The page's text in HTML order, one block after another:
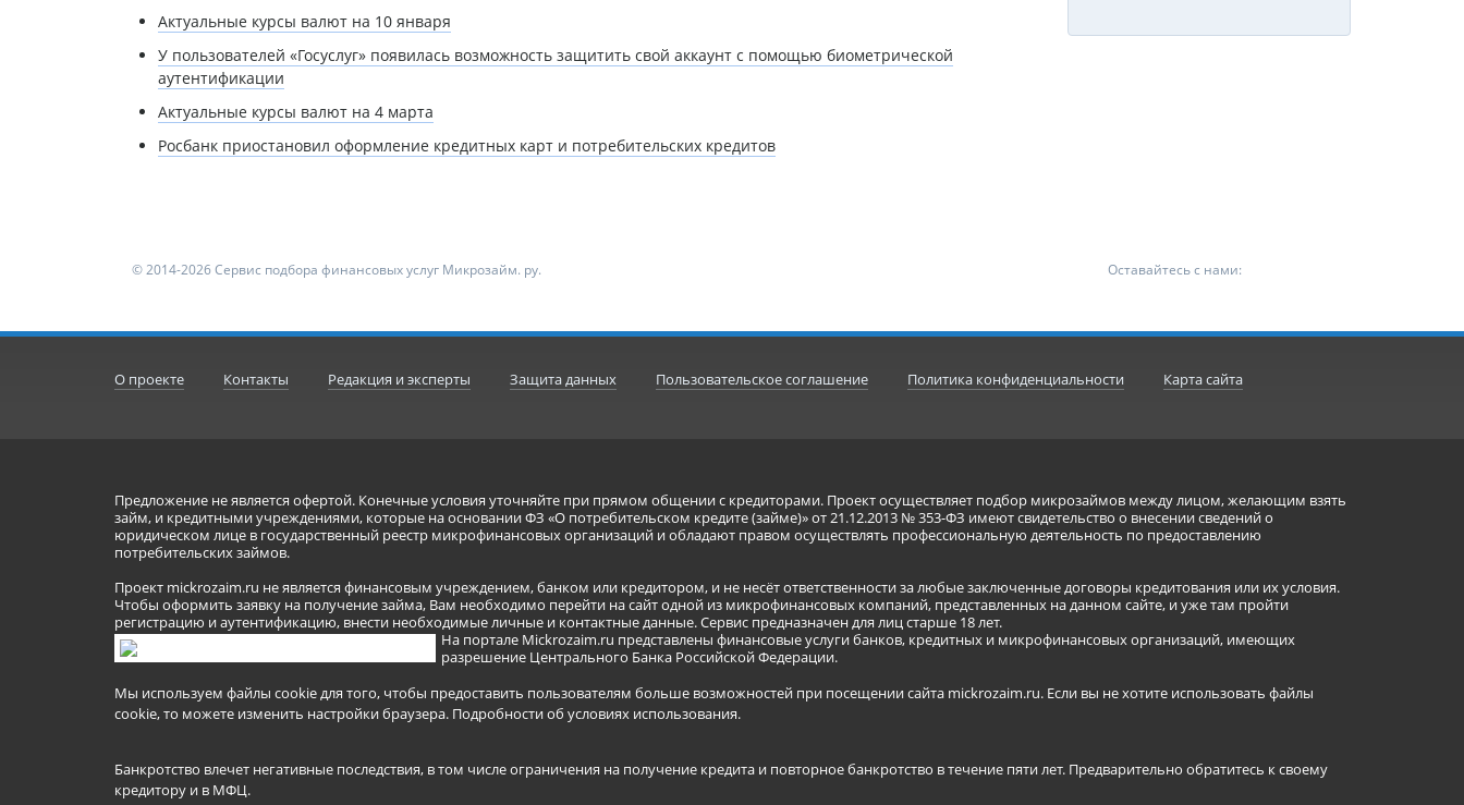
Актуальные курсы валют на 10 января
У пользователей «Госуслуг» появилась возможность защитить свой аккаунт с помощью биометрической
аутентификации
Актуальные курсы валют на 4 марта
Росбанк приостановил оформление кредитных карт и потребительских кредитов
© 2014-2026 Сервис подбора финансовых услуг Микрозайм. ру. Оставайтесь с нами:
О проекте Контакты Редакция и эксперты Защита данных Пользовательское соглашение Политика конфиденциальности Карта сайта
Предложение не является офертой. Конечные условия уточняйте при прямом общении с кредиторами. Проект осуществляет подбор микрозаймов между лицом, желающим взять
займ, и кредитными учреждениями, которые на основании ФЗ «О потребительском кредите (займе)» от 21.12.2013 № 353-ФЗ имеют свидетельство о внесении сведений о
юридическом лице в государственный реестр микрофинансовых организаций и обладают правом осуществлять профессиональную деятельность по предоставлению
потребительских займов.
Проект mickrozaim.ru не является финансовым учреждением, банком или кредитором, и не несёт ответственности за любые заключенные договоры кредитования или их условия.
Чтобы оформить заявку на получение займа, Вам необходимо перейти на сайт одной из микрофинансовых компаний, представленных на данном сайте, и уже там пройти
регистрацию и аутентификацию, внести необходимые личные и контактные данные. Сервис предназначен для лиц старше 18 лет.
На портале Mickrozaim.ru представлены финансовые услуги банков, кредитных и микрофинансовых организаций, имеющих
разрешение Центрального Банка Российской Федерации.
Мы используем файлы cookie для того, чтобы предоставить пользователям больше возможностей при посещении сайта mickrozaim.ru. Если вы не хотите использовать файлы
cookie, то можете изменить настройки браузера. Подробности об условиях использования.
Банкротство влечет негативные последствия, в том числе ограничения на получение кредита и повторное банкротство в течение пяти лет. Предварительно обратитесь к своему
кредитору и в МФЦ.